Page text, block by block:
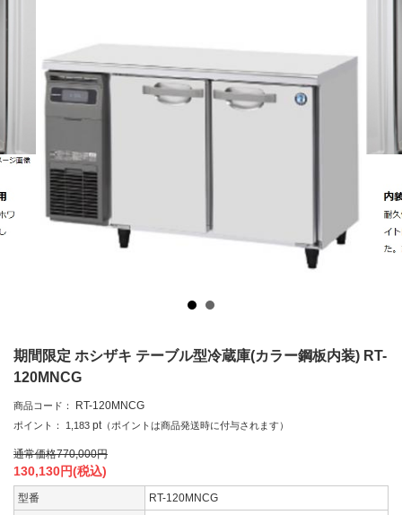
期間限定 ホシザキ テーブル型冷蔵庫(カラー鋼板内装) RT-
120MNCG
商品コード： RT-120MNCG
ポイント： 1,183 pt （ポイントは商品発送時に付与されます）
通常価格770,000円
130,130円(税込)
型番
RT-120MNCG